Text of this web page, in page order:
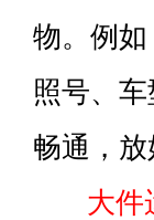
物。例
照号、
畅通，放
大件